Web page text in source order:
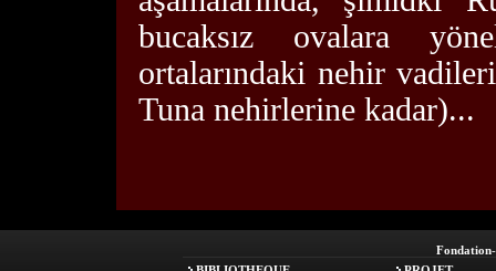
bucaksız ovalara
ortalarındaki nehir
Tuna nehirlerine kadar)...
Fondation